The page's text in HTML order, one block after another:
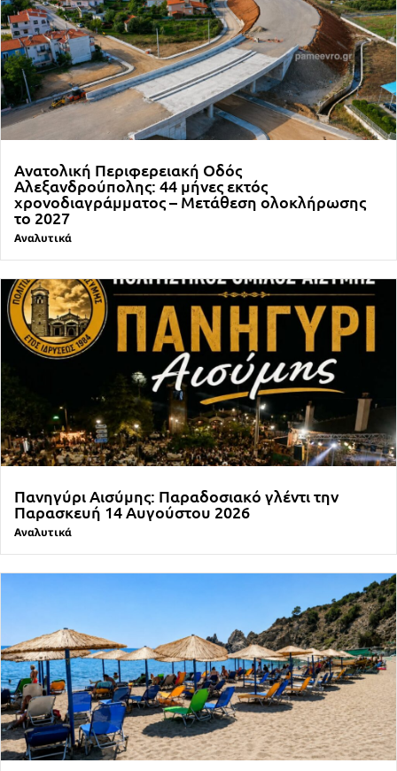
Ανατολική Περιφερειακή Οδός
Αλεξανδρούπολης: 44 μήνες εκτός
χρονοδιαγράμματος – Μετάθεση ολοκλήρωσης
το 2027
Αναλυτικά
Πανηγύρι Αισύμης: Παραδοσιακό γλέντι την
Παρασκευή 14 Αυγούστου 2026
Αναλυτικά